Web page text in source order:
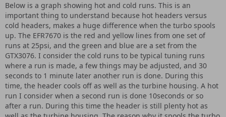
Below is a graph showing hot and cold runs. This is an
important thing to understand because hot headers versus
cold headers, makes a huge difference when the turbo spools
up. The EFR7670 is the red and yellow lines from one set of
runs at 25psi, and the green and blue are a set from the
GTX3076. I consider the cold runs to be typical tuning runs
where a run is made, a few things may be adjusted, and 30
seconds to 1 minute later another run is done. During this
time, the header cools off as well as the turbine housing. A hot
run I consider when a second run is done 10seconds or so
after a run. During this time the header is still plenty hot as